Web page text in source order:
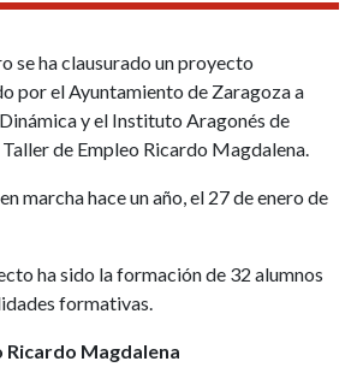
se ha clausurado un proyecto
por el Ayuntamiento de Zaragoza a
y el Instituto Aragonés de
de Empleo Ricardo Magdalena.
marcha hace un año, el 27 de enero de
ha sido la formación de 32 alumnos
formativas.
Ricardo Magdalena